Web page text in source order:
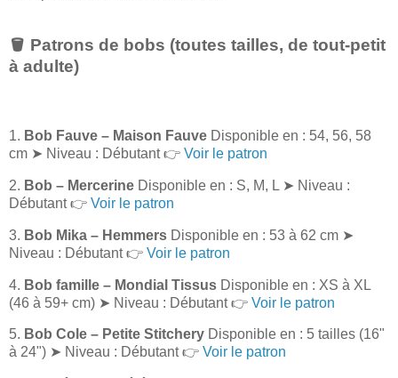
🪣 Patrons de bobs (toutes tailles, de tout-petit
à adulte)
1. Bob Fauve – Maison Fauve Disponible en : 54, 56, 58
cm ➤ Niveau : Débutant 👉 Voir le patron
2. Bob – Mercerine Disponible en : S, M, L ➤ Niveau :
Débutant 👉 Voir le patron
3. Bob Mika – Hemmers Disponible en : 53 à 62 cm ➤
Niveau : Débutant 👉 Voir le patron
4. Bob famille – Mondial Tissus Disponible en : XS à XL
(46 à 59+ cm) ➤ Niveau : Débutant 👉 Voir le patron
5. Bob Cole – Petite Stitchery Disponible en : 5 tailles (16"
à 24") ➤ Niveau : Débutant 👉 Voir le patron